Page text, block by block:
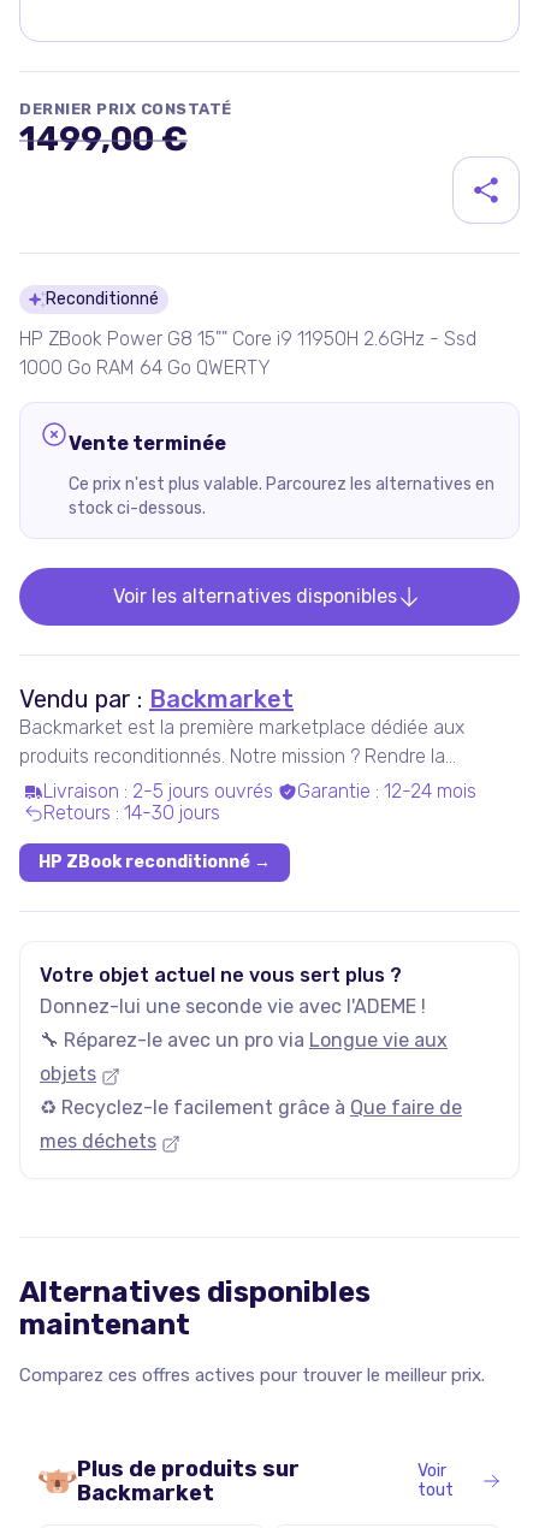
DERNIER PRIX CONSTATÉ
1499,00 €
Détails du produit
Reconditionné
HP ZBook Power G8 15"" Core i9 11950H 2.6GHz - Ssd
1000 Go RAM 64 Go QWERTY
Vente terminée
Ce prix n'est plus valable. Parcourez les alternatives en
stock ci-dessous.
Voir les alternatives disponibles
Vendu par : Backmarket
Backmarket est la première marketplace dédiée aux
produits reconditionnés. Notre mission ? Rendre la
consommation de produits ressuscités mainstream.
Livraison : 2-5 jours ouvrés Garantie : 12-24 mois
Retours : 14-30 jours
HP ZBook reconditionné →
Votre objet actuel ne vous sert plus ?
Donnez-lui une seconde vie avec l'ADEME !
🔧 Réparez-le avec un pro via Longue vie aux
objets
♻️ Recyclez-le facilement grâce à Que faire de
mes déchets
Alternatives disponibles
maintenant
Comparez ces offres actives pour trouver le meilleur prix.
Plus de produits sur
Backmarket
Voir
tout